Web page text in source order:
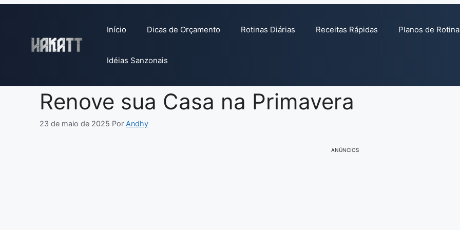
conteúdo
Início Dicas de Orçamento Rotinas Diárias Receitas Rápidas Planos de Rotina
Idéias Sanzonais
Renove sua Casa na Primavera
23 de maio de 2025 Por Andhy
ANÚNCIOS